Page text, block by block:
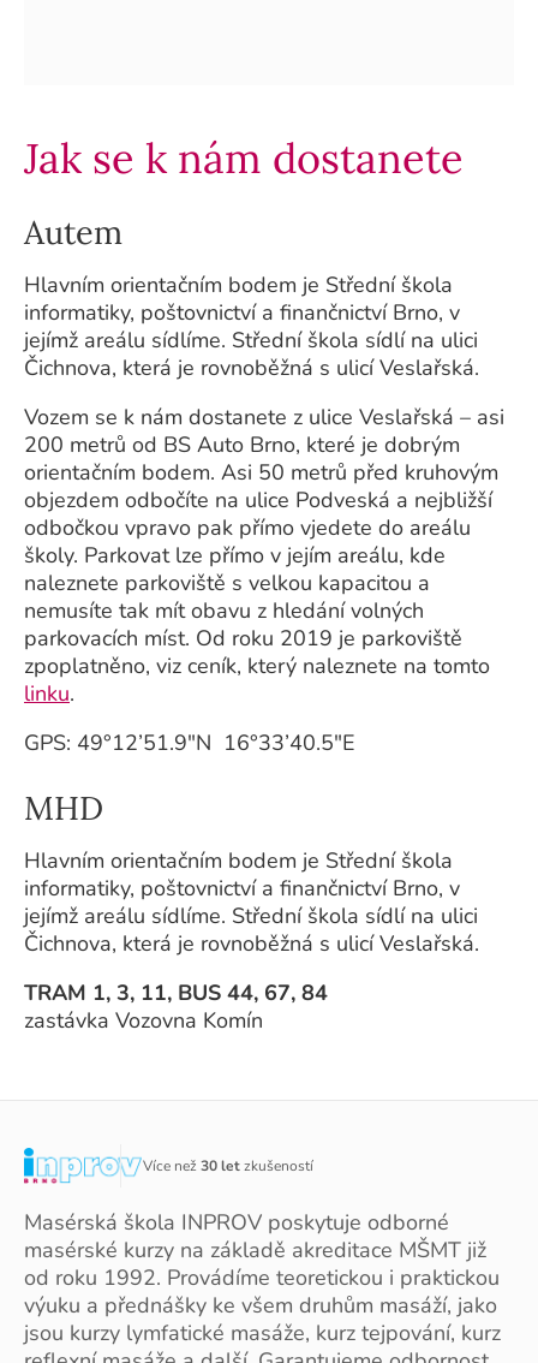
Jak se k nám dostanete
Autem
Hlavním orientačním bodem je Střední škola
informatiky, poštovnictví a finančnictví Brno, v
jejímž areálu sídlíme. Střední škola sídlí na ulici
Čichnova, která je rovnoběžná s ulicí Veslařská.
Vozem se k nám dostanete z ulice Veslařská – asi
200 metrů od BS Auto Brno, které je dobrým
orientačním bodem. Asi 50 metrů před kruhovým
objezdem odbočíte na ulice Podveská a nejbližší
odbočkou vpravo pak přímo vjedete do areálu
školy. Parkovat lze přímo v jejím areálu, kde
naleznete parkoviště s velkou kapacitou a
nemusíte tak mít obavu z hledání volných
parkovacích míst. Od roku 2019 je parkoviště
zpoplatněno, viz ceník, který naleznete na tomto
linku.
GPS: 49°12’51.9″N 16°33’40.5″E
MHD
Hlavním orientačním bodem je Střední škola
informatiky, poštovnictví a finančnictví Brno, v
jejímž areálu sídlíme. Střední škola sídlí na ulici
Čichnova, která je rovnoběžná s ulicí Veslařská.
TRAM 1, 3, 11, BUS 44, 67, 84
zastávka Vozovna Komín
Více než30 letzkušeností
Masérská škola INPROV poskytuje odborné
masérské kurzy na základě akreditace MŠMT již
od roku 1992. Provádíme teoretickou i praktickou
výuku a přednášky ke všem druhům masáží, jako
jsou kurzy lymfatické masáže, kurz tejpování, kurz